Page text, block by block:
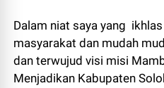
Dalam niat saya yang
masyarakat dan mudah
dan terwujud visi misi
Menjadikan Kabupaten